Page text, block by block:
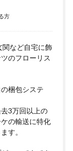
方
関など自宅に飾
のフローリス
梱包システ
3万回以上の
の輸送に特化
す。